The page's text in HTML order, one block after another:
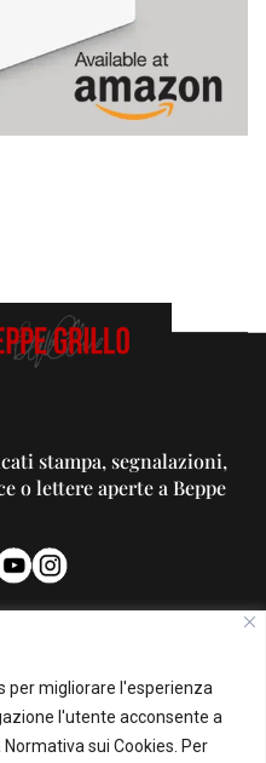
per migliorare l'esperienza
l'utente acconsente a
sui Cookies. Per
stampa, segnalazioni,
o lettere aperte a Beppe
PUBBLICITA'
pubblicità su questo Blog:
pubblicita@beppegrillo.it